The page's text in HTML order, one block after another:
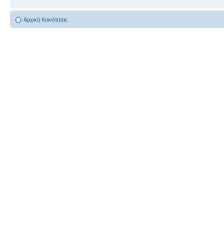
Αρχική Κοινότητας